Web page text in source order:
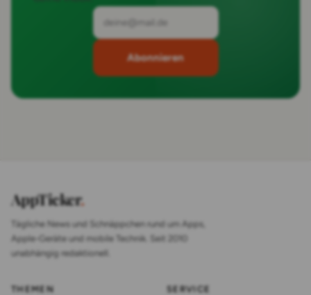
Abonnieren
AppTicker.
Tägliche News und Schnäppchen rund um Apps,
Apple-Geräte und mobile Technik. Seit 2010
unabhängig redaktionell.
THEMEN SERVICE